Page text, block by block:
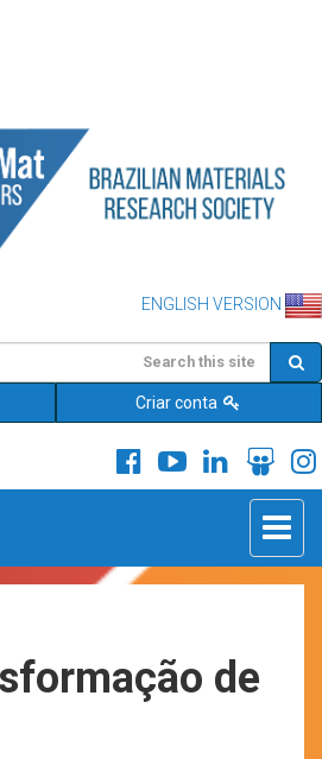
ENGLISH VERSION
Criar conta
Toggle
de